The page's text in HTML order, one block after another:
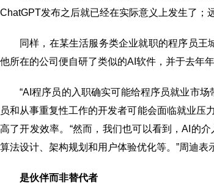
ChatGPT发布之后就已经在实际意义上发生了；
同样，在某生活服务类企业就职的程序员王
他所在的公司便自研了类似的AI软件，并于去年
“AI程序员的入职确实可能给程序员就业市
员和从事重复性工作的开发者可能会面临就业压
高了开发效率。“然而，我们也可以看到，AI的
算法设计、架构规划和用户体验优化等。”周迪表
是伙伴而非替代者